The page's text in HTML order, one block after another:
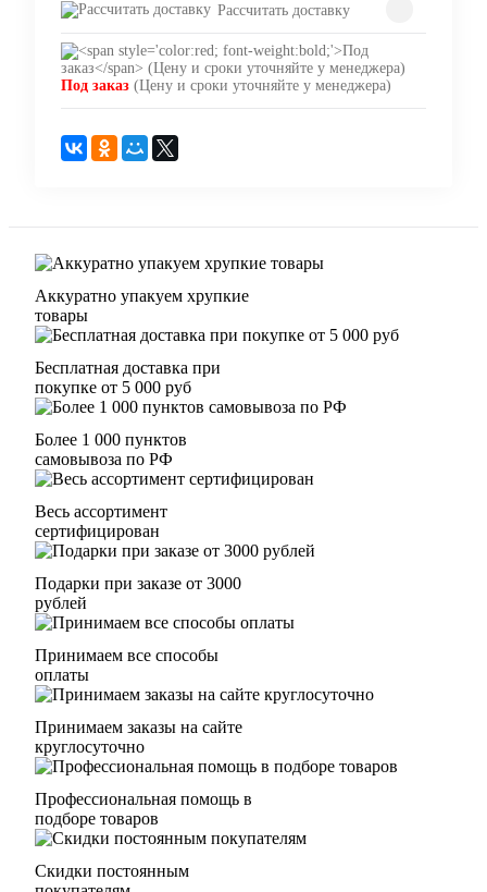
Рассчитать доставку
Под заказ (Цену и сроки уточняйте у менеджера)
Аккуратно упакуем хрупкие
товары
Бесплатная доставка при
покупке от 5 000 руб
Более 1 000 пунктов
самовывоза по РФ
Весь ассортимент
сертифицирован
Подарки при заказе от 3000
рублей
Принимаем все способы
оплаты
Принимаем заказы на сайте
круглосуточно
Профессиональная помощь в
подборе товаров
Скидки постоянным